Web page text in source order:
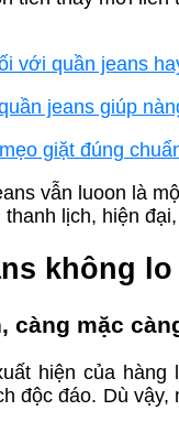
với quần jeans
jeans giúp
giặt đúng
vẫn luoon là
lịch, hiện
không
càng mặc
hiện của
độc đáo. Dù